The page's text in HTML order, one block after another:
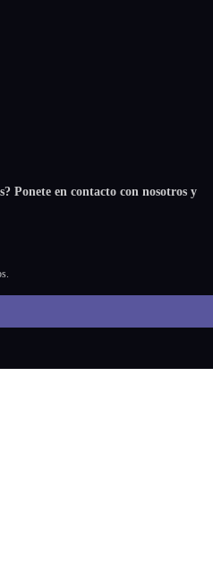
Ponete en contacto con nosotros y